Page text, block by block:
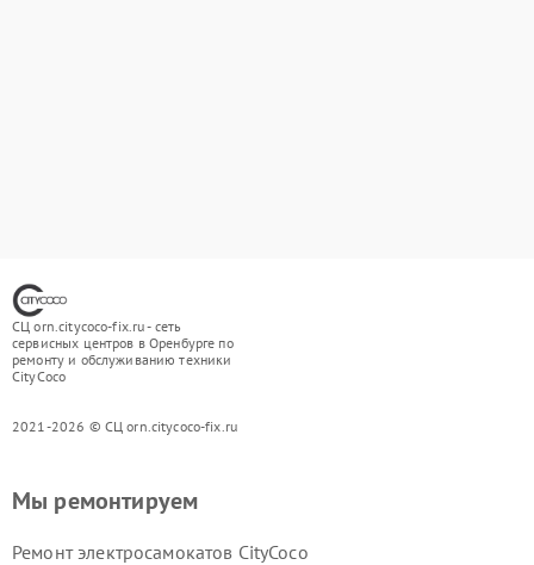
СЦ orn.citycoco-fix.ru - сеть
сервисных центров в Оренбурге по
ремонту и обслуживанию техники
CityCoco
2021-2026 © СЦ orn.citycoco-fix.ru
Мы ремонтируем
Ремонт электросамокатов CityCoco